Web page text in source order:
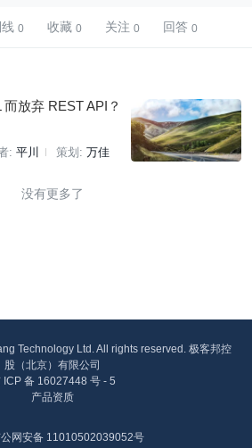
收藏 关注 回答
放弃 REST API？
: 平川 策划: 万佳
没有更多了
Technology Ltd. All rights reserved. 极客邦控
股（北京）有限公司
ICP 备 16027448 号 - 5
产品资质
网安备 11010502039052号